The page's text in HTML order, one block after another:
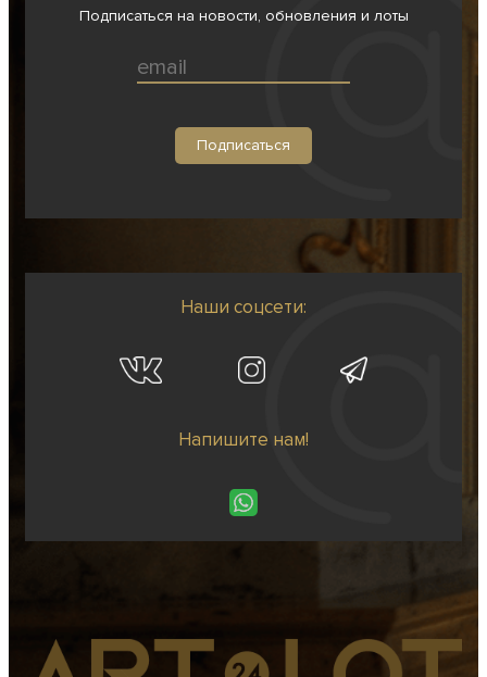
Подписаться на новости, обновления и лоты
Наши соцсети:
Напишите нам!